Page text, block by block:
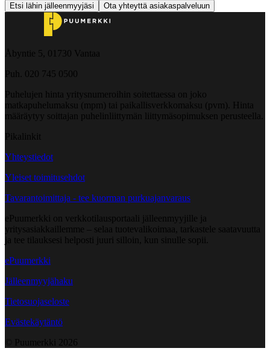
Etsi lähin jälleenmyyjäsi Ota yhteyttä asiakaspalveluun
Åbyntie 5, 01730 Vantaa
Puh. 020 745 0500
Puhelujen hinta yritysnumeroihin soitettaessa on joko
matkapuhelumaksu (mpm) tai paikallisverkkomaksu (pvm). Hinta
määräytyy soittajan puhelinliittymän liittymäsopimuksen perusteella.
Pikalinkit
Yhteystiedot
Yleiset toimitusehdot
Tavarantoimittaja - tee kuorman purkuajanvaraus
ePuumerkki on verkkotilausportaali jälleenmyyjille ja
yritysasiakkaillemme – selaa tuotevalikoimaa, tarkastele saatavuutta
ja tee tilauksesi helposti juuri silloin, kun sinulle sopii.
ePuumerkki
Jälleenmyyjähaku
Tietosuojaseloste
Evästekäytäntö
© Puumerkki 2026